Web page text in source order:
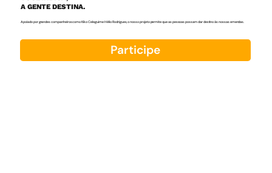
A GENTE DESTINA.
Apoiado por grandes companheiros como Kiko Celeguim e Hélio Rodrigues, o nosso projeto permite que as pessoas possam dar destino às nossas emendas.
Participe